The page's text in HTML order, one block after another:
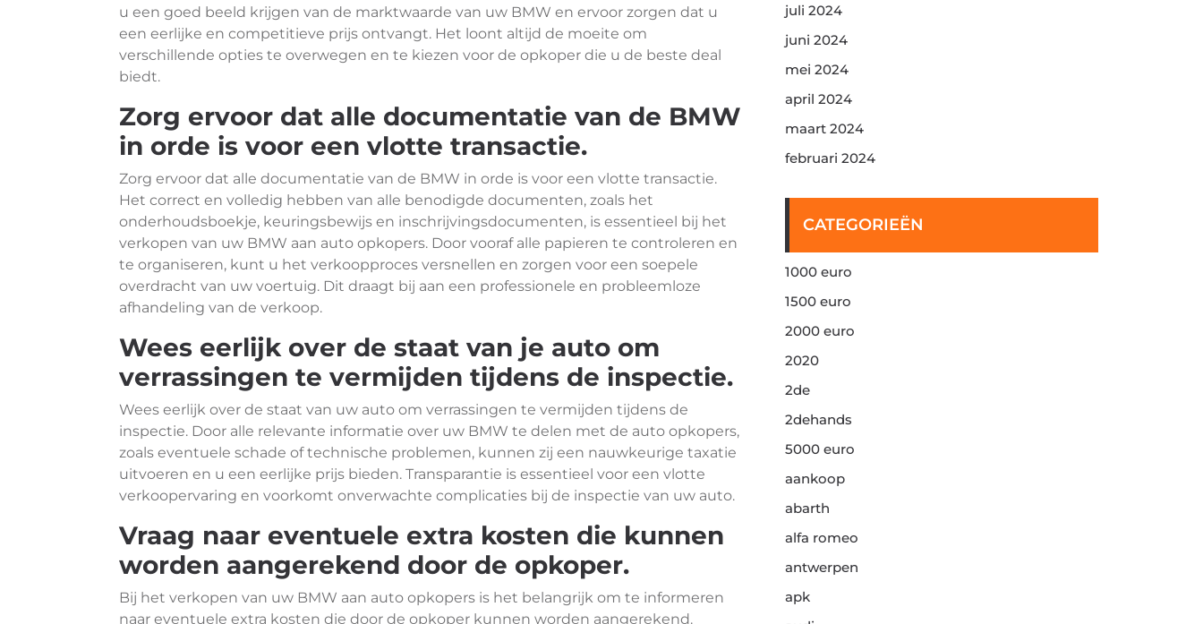
u een goed beeld krijgen van de marktwaarde van uw BMW en ervoor zorgen dat u
een eerlijke en competitieve prijs ontvangt. Het loont altijd de moeite om
verschillende opties te overwegen en te kiezen voor de opkoper die u de beste deal
biedt.
Zorg ervoor dat alle documentatie van de BMW
in orde is voor een vlotte transactie.
Zorg ervoor dat alle documentatie van de BMW in orde is voor een vlotte transactie.
Het correct en volledig hebben van alle benodigde documenten, zoals het
onderhoudsboekje, keuringsbewijs en inschrijvingsdocumenten, is essentieel bij het
verkopen van uw BMW aan auto opkopers. Door vooraf alle papieren te controleren en
te organiseren, kunt u het verkoopproces versnellen en zorgen voor een soepele
overdracht van uw voertuig. Dit draagt bij aan een professionele en probleemloze
afhandeling van de verkoop.
Wees eerlijk over de staat van je auto om
verrassingen te vermijden tijdens de inspectie.
Wees eerlijk over de staat van uw auto om verrassingen te vermijden tijdens de
inspectie. Door alle relevante informatie over uw BMW te delen met de auto opkopers,
zoals eventuele schade of technische problemen, kunnen zij een nauwkeurige taxatie
uitvoeren en u een eerlijke prijs bieden. Transparantie is essentieel voor een vlotte
verkoopervaring en voorkomt onverwachte complicaties bij de inspectie van uw auto.
Vraag naar eventuele extra kosten die kunnen
worden aangerekend door de opkoper.
Bij het verkopen van uw BMW aan auto opkopers is het belangrijk om te informeren
naar eventuele extra kosten die door de opkoper kunnen worden aangerekend.
juli 2024
juni 2024
mei 2024
april 2024
maart 2024
februari 2024
CATEGORIEËN
1000 euro
1500 euro
2000 euro
2020
2de
2dehands
5000 euro
aankoop
abarth
alfa romeo
antwerpen
apk